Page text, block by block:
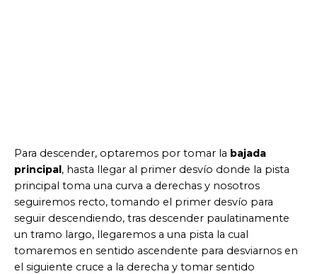
Para descender, optaremos por tomar la bajada
principal, hasta llegar al primer desvío donde la pista
principal toma una curva a derechas y nosotros
seguiremos recto, tomando el primer desvío para
seguir descendiendo, tras descender paulatinamente
un tramo largo, llegaremos a una pista la cual
tomaremos en sentido ascendente para desviarnos en
el siguiente cruce a la derecha y tomar sentido